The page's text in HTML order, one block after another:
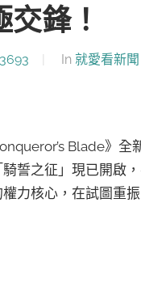
鋒！
In 就愛看新聞
Blade》
誓之征」現已開啟
力核心，在試圖重